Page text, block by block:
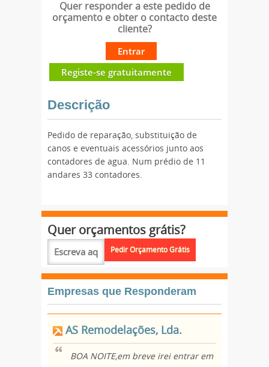
Quer responder a este pedido de
orçamento e obter o contacto deste
cliente?
Entrar
Registe-se gratuitamente
Descrição
Pedido de reparação, substituição de
canos e eventuais acessórios junto aos
contadores de agua. Num prédio de 11
andares 33 contadores.
Quer orçamentos grátis?
Empresas que Responderam
AS Remodelações, Lda.
BOA NOITE,em breve irei entrar em